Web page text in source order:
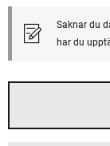
Saknar du
har du